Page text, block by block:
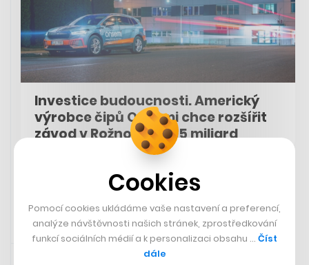
Investice budoucnosti. Americký
výrobce čipů Onsemi chce rozšířit
závod v Rožnově za 45 miliard
VOJTĚCH SEDLÁČEK
19. 6. 2024 17:29
Cookies
Pomocí cookies ukládáme vaše nastavení a preferencí,
analýze návštěvnosti našich stránek, zprostředkování
funkcí sociálních médií a k personalizaci obsahu … Číst
dále